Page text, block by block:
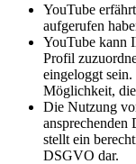
YouTube
aufgerufen
YouTube kann
Profil
eingeloggt
Möglichkeit,
Die Nutzung
ansprechenden
stellt ein
DSGVO dar.